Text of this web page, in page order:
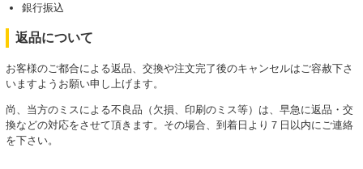
銀行振込
返品について
お客様のご都合による返品、交換や注文完了後のキャンセルはご容赦下さ
いますようお願い申し上げます。
尚、当方のミスによる不良品（欠損、印刷のミス等）は、早急に返品・交
換などの対応をさせて頂きます。その場合、到着日より７日以内にご連絡
を下さい。